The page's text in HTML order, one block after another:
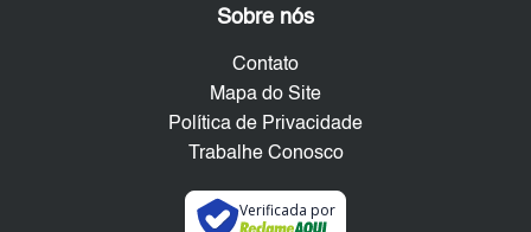
Sobre nós
Contato
Mapa do Site
Política de Privacidade
Trabalhe Conosco
Verificada por